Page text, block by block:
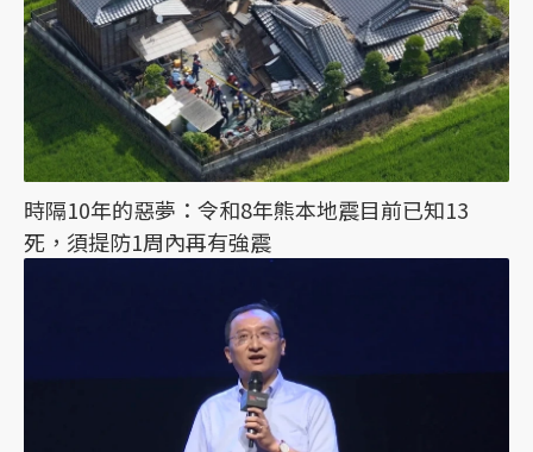
時隔10年的惡夢：令和8年熊本地震目前已知13
死，須提防1周內再有強震